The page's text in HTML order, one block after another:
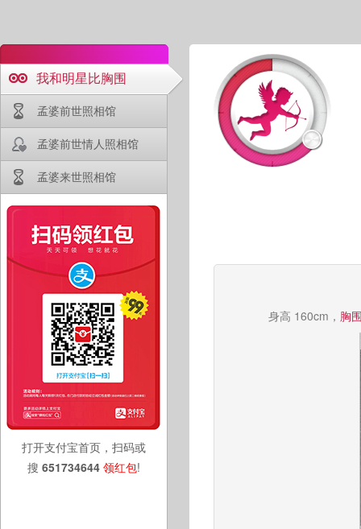
我和明星比胸围
孟婆前世照相馆
孟婆前世情人照相馆
孟婆来世照相馆
打开支付宝首页，扫码或
搜 651734644 领红包!
身高 160cm， 胸